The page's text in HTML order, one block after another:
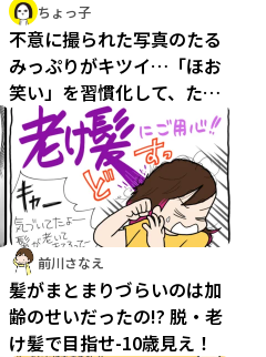
ちょっ子
不意に撮られた写真のたる
みっぷりがキツイ…「ほお
笑い」を習慣化して、たる
みも気分もアゲていこう！
前川さなえ
髪がまとまりづらいのは加
齢のせいだったの!? 脱・老
け髪で目指せ-10歳見え！